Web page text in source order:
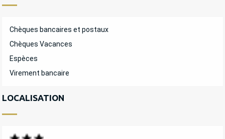
Chèques bancaires et postaux
Chèques Vacances
Espèces
Virement bancaire
LOCALISATION